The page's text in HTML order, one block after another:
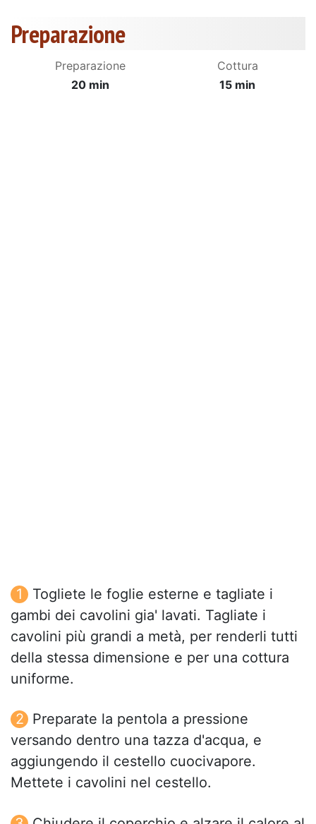
Preparazione
Preparazione
20 min
Cottura
15 min
Togliete le foglie esterne e tagliate i
gambi dei cavolini gia' lavati. Tagliate i
cavolini più grandi a metà, per renderli tutti
della stessa dimensione e per una cottura
uniforme.
Preparate la pentola a pressione
versando dentro una tazza d'acqua, e
aggiungendo il cestello cuocivapore.
Mettete i cavolini nel cestello.